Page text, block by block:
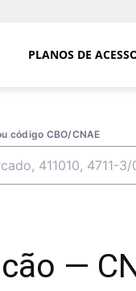
PLANOS DE
código CBO/CNAE
—